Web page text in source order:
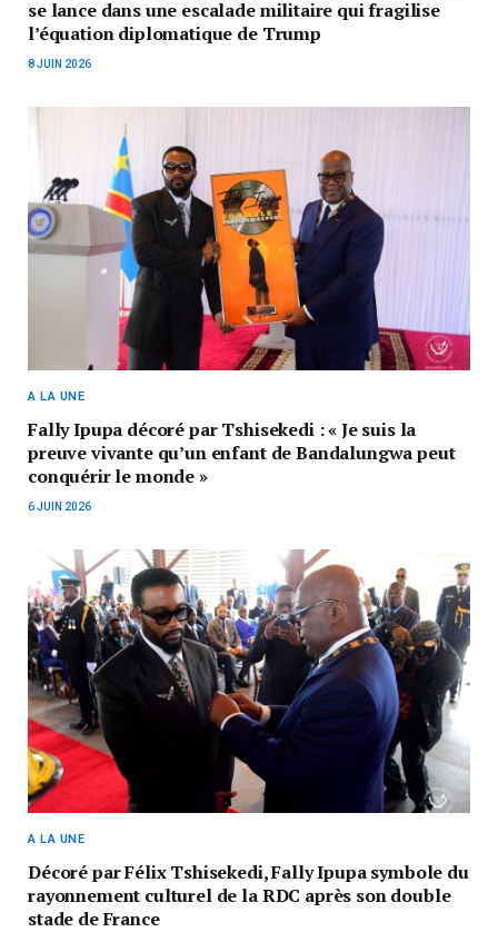
se lance dans une escalade militaire qui fragilise
l’équation diplomatique de Trump
8 JUIN 2026
A LA UNE
Fally Ipupa décoré par Tshisekedi : « Je suis la
preuve vivante qu’un enfant de Bandalungwa peut
conquérir le monde »
6 JUIN 2026
A LA UNE
Décoré par Félix Tshisekedi, Fally Ipupa symbole du
rayonnement culturel de la RDC après son double
stade de France